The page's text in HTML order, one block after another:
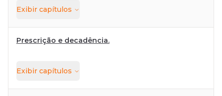
Exibir capítulos
Prescrição e decadência.
Exibir capítulos